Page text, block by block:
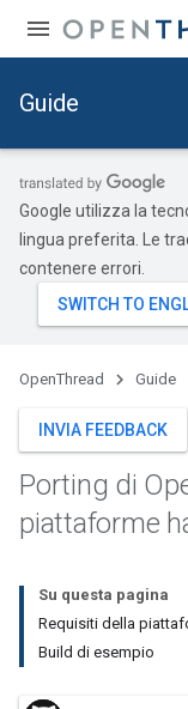
Guide
Google utilizza la
lingua preferita. Le
contenere errori.
OpenThread Guide
INVIA FEEDBACK
Porting di
piattaforme
Su questa pagina
Requisiti della
Build di esempio